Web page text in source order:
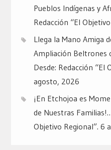
Pueblos Indígenas y
Redacción “El
Llega la Mano Amiga
Ampliación Beltrones
Desde: Redacción “El
agosto, 2026
¡En Etchojoa es
de Nuestras
Objetivo Regional”. 6